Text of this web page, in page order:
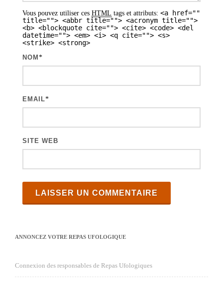
Vous pouvez utiliser ces HTML tags et attributs: <a href=""
title=""> <abbr title=""> <acronym title="">
<b> <blockquote cite=""> <cite> <code> <del
datetime=""> <em> <i> <q cite=""> <s>
<strike> <strong>
NOM *
EMAIL*
SITE WEB
ANNONCEZ VOTRE REPAS UFOLOGIQUE
Connexion des responsables de Repas Ufologiques